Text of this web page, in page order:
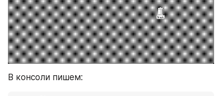
В консоли пишем: